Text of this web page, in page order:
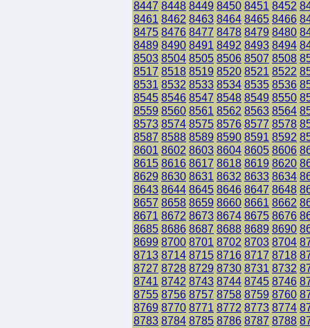
8447 8448 8449 8450 8451 8452
8461 8462 8463 8464 8465 8466
8475 8476 8477 8478 8479 8480
8489 8490 8491 8492 8493 8494
8503 8504 8505 8506 8507 8508
8517 8518 8519 8520 8521 8522
8531 8532 8533 8534 8535 8536
8545 8546 8547 8548 8549 8550
8559 8560 8561 8562 8563 8564
8573 8574 8575 8576 8577 8578
8587 8588 8589 8590 8591 8592
8601 8602 8603 8604 8605 8606
8615 8616 8617 8618 8619 8620
8629 8630 8631 8632 8633 8634
8643 8644 8645 8646 8647 8648
8657 8658 8659 8660 8661 8662
8671 8672 8673 8674 8675 8676
8685 8686 8687 8688 8689 8690
8699 8700 8701 8702 8703 8704
8713 8714 8715 8716 8717 8718
8727 8728 8729 8730 8731 8732
8741 8742 8743 8744 8745 8746
8755 8756 8757 8758 8759 8760
8769 8770 8771 8772 8773 8774
8783 8784 8785 8786 8787 8788